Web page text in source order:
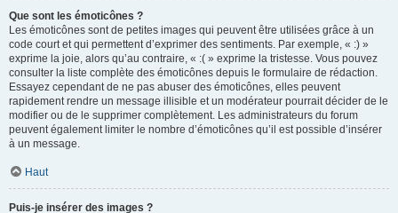
Que sont les émoticônes ?
Les émoticônes sont de petites images qui peuvent être utilisées grâce à un
code court et qui permettent d’exprimer des sentiments. Par exemple, « :) »
exprime la joie, alors qu’au contraire, « :( » exprime la tristesse. Vous pouvez
consulter la liste complète des émoticônes depuis le formulaire de rédaction.
Essayez cependant de ne pas abuser des émoticônes, elles peuvent
rapidement rendre un message illisible et un modérateur pourrait décider de le
modifier ou de le supprimer complètement. Les administrateurs du forum
peuvent également limiter le nombre d’émoticônes qu’il est possible d’insérer
à un message.
Haut
Puis-je insérer des images ?